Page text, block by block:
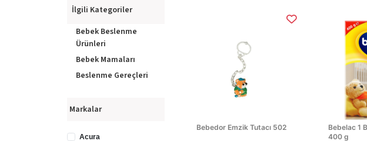
İlgili Kategoriler
Bebek Beslenme
Ürünleri
Bebek Mamaları
Beslenme Gereçleri
Markalar
Acura
Bebedor Emzik Tutacı 502
Bebelac 1
400 g